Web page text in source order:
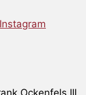
Ockenfels III